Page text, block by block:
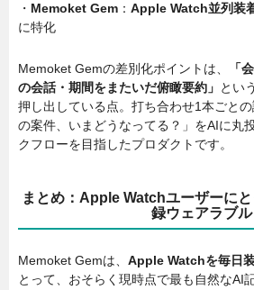
・ Memoket Gem ： Apple Watch並列装
に特化
Memoket Gemの差別化ポイントは、
「
の会話・期間をまたいだ俯瞰要約」 とい
押し出している点。打ち合わせ1本ごと
の案件、いまどうなってる？」をAIに丸
クフローを目指したプロダクトです。
まとめ：Apple Watchユーザーに
録ウェアラブル
Memoket Gemは、 Apple Watchを毎日
とって、おそらく現時点で最も自然なAI